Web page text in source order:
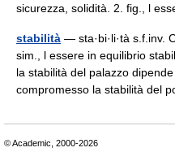
sicurezza, solidità. 2. fig., l
stabilità — sta·bi·li·tà s.f.inv.
sim., l essere in equilibrio
la stabilità del palazzo
compromesso la stabilità del
© Academic, 2000-2026